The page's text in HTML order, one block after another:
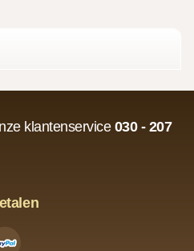
klantenservice 030 - 207